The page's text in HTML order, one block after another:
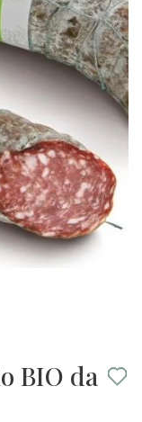
BIO da